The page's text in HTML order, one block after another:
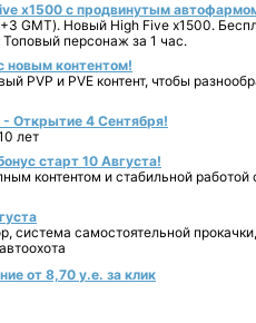
x1500 с продвинутым
GMT). Новый High Five x1500.
персонаж за 1 час.
новым контентом!
PVP и PVE контент, чтобы
- Открытие 4 Сентября!
лет
старт 10 Августа!
контентом и стабильной
система самостоятельной
от 8,70 у.е. за клик